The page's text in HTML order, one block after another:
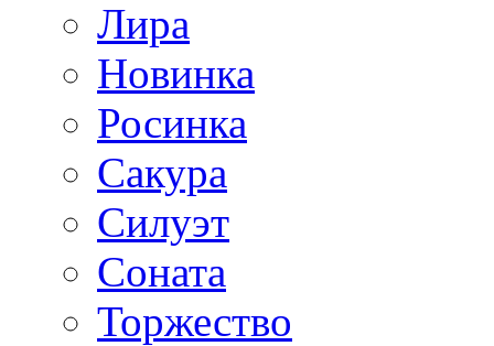
Лира
Новинка
Росинка
Сакура
Силуэт
Соната
Торжество